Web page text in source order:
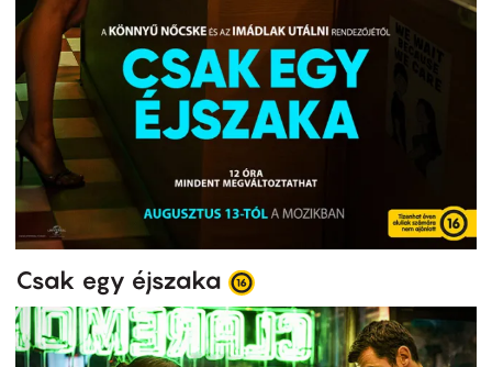
Csak egy éjszaka